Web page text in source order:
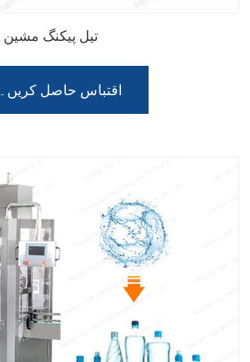
تیل پیکنگ مشین
اقتباس حاصل کریں۔